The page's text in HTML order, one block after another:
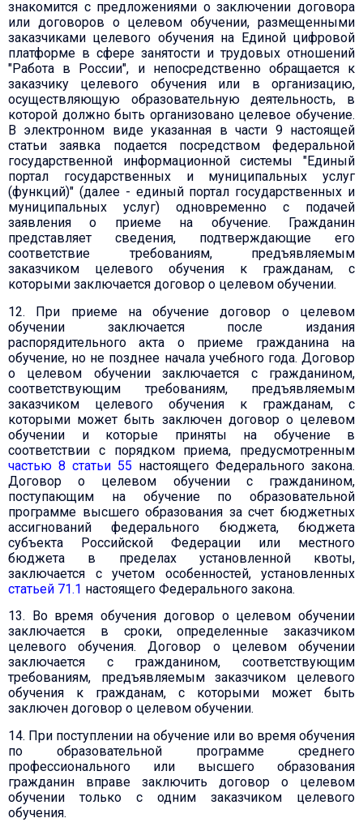
знакомится с предложениями о заключении договора
или договоров о целевом обучении, размещенными
заказчиками целевого обучения на Единой цифровой
платформе в сфере занятости и трудовых отношений
"Работа в России", и непосредственно обращается к
заказчику целевого обучения или в организацию,
осуществляющую образовательную деятельность, в
которой должно быть организовано целевое обучение.
В электронном виде указанная в части 9 настоящей
статьи заявка подается посредством федеральной
государственной информационной системы "Единый
портал государственных и муниципальных услуг
(функций)" (далее - единый портал государственных и
муниципальных услуг) одновременно с подачей
заявления о приеме на обучение. Гражданин
представляет сведения, подтверждающие его
соответствие требованиям, предъявляемым
заказчиком целевого обучения к гражданам, с
которыми заключается договор о целевом обучении.
12. При приеме на обучение договор о целевом
обучении заключается после издания
распорядительного акта о приеме гражданина на
обучение, но не позднее начала учебного года. Договор
о целевом обучении заключается с гражданином,
соответствующим требованиям, предъявляемым
заказчиком целевого обучения к гражданам, с
которыми может быть заключен договор о целевом
обучении и которые приняты на обучение в
соответствии с порядком приема, предусмотренным
частью 8 статьи 55 настоящего Федерального закона.
Договор о целевом обучении с гражданином,
поступающим на обучение по образовательной
программе высшего образования за счет бюджетных
ассигнований федерального бюджета, бюджета
субъекта Российской Федерации или местного
бюджета в пределах установленной квоты,
заключается с учетом особенностей, установленных
статьей 71.1 настоящего Федерального закона.
13. Во время обучения договор о целевом обучении
заключается в сроки, определенные заказчиком
целевого обучения. Договор о целевом обучении
заключается с гражданином, соответствующим
требованиям, предъявляемым заказчиком целевого
обучения к гражданам, с которыми может быть
заключен договор о целевом обучении.
14. При поступлении на обучение или во время обучения
по образовательной программе среднего
профессионального или высшего образования
гражданин вправе заключить договор о целевом
обучении только с одним заказчиком целевого
обучения.